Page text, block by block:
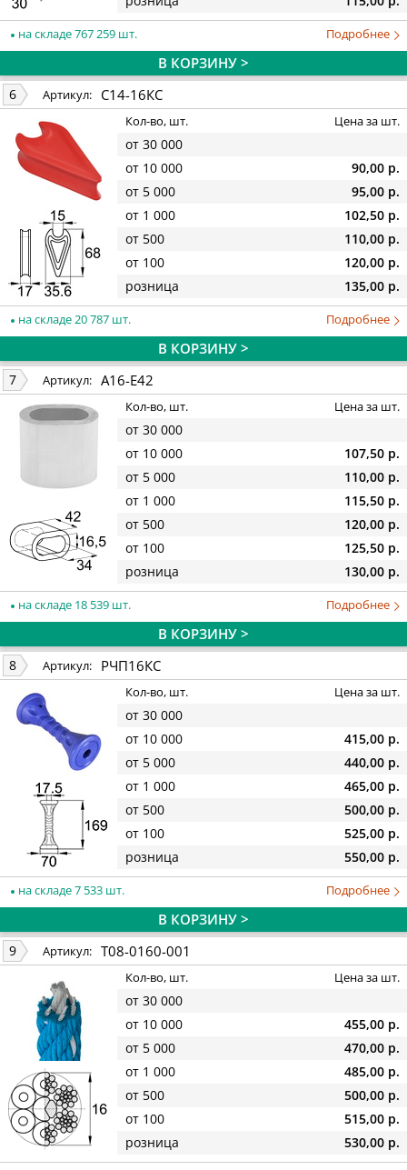
на складе 767 259 шт. Подробнее
В КОРЗИНУ >
6 Артикул: С14-16КС
Кол-во, шт. Цена за шт.
от 30 000
от 10 000
90,00 р.
от 5 000
95,00 р.
от 1 000
102,50 р.
от 500
110,00 р.
от 100
120,00 р.
розница
135,00 р.
на складе 20 787 шт. Подробнее
В КОРЗИНУ >
7 Артикул: A16-E42
Кол-во, шт. Цена за шт.
от 30 000
от 10 000
107,50 р.
от 5 000
110,00 р.
от 1 000
115,50 р.
от 500
120,00 р.
от 100
125,50 р.
розница
130,00 р.
на складе 18 539 шт. Подробнее
В КОРЗИНУ >
8 Артикул: РЧП16КС
Кол-во, шт. Цена за шт.
от 30 000
от 10 000
415,00 р.
от 5 000
440,00 р.
от 1 000
465,00 р.
от 500
500,00 р.
от 100
525,00 р.
розница
550,00 р.
на складе 7 533 шт. Подробнее
В КОРЗИНУ >
9 Артикул: T08-0160-001
Кол-во, шт. Цена за шт.
от 30 000
от 10 000
455,00 р.
от 5 000
470,00 р.
от 1 000
485,00 р.
от 500
500,00 р.
от 100
515,00 р.
розница
530,00 р.